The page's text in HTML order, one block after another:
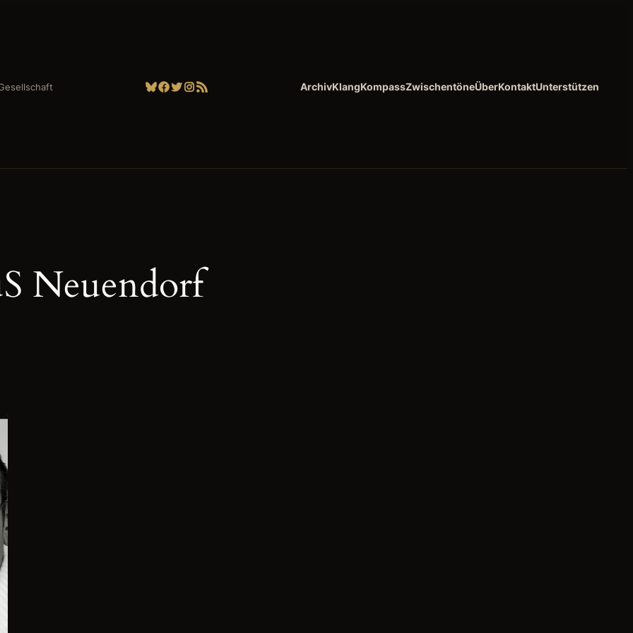
Bluesky
Facebook
Twitter
Instagram
RSS-Feed ArchivKlangKompassZwischentöneÜberKontaktUnterstützen
Neuendorf